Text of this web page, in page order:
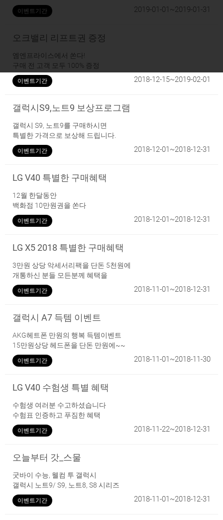
이벤트기간 2019-01-01~2019-01-31
오크밸리 리프트권 증정
엠엔프라이스에서 쏜다!
구매 전 고객 모두 100% 증정
이벤트기간 2018-12-15~2019-02-01
갤럭시S9,노트9 보상프로그램
갤럭시 S9, 노트9를 구매하시면
특별한 가격으로 보상해 드립니다.
이벤트기간 2018-12-01~2018-12-31
LG V40 특별한 구매혜택
12월 한달동안
백화점 10만원권을 쏜다
이벤트기간 2018-12-01~2018-12-31
LG X5 2018 특별한 구매혜택
3만원 상당 악세서리팩을 단돈 5천원에
개통하신 분들 모든분께 혜택을
이벤트기간 2018-11-01~2018-12-31
갤럭시 A7 득템 이벤트
AKG헤트폰 만원의 행복 득템이벤트
15만원상당 헤드폰을 단돈 만원에~~
이벤트기간 2018-11-01~2018-11-30
LG V40 수험생 특별 혜택
수험생 여러분 수고하셨습니다
수험표 인증하고 푸짐한 혜택
이벤트기간 2018-11-22~2018-12-31
오늘부터 갓_스물
굿바이 수능, 웰컴 투 갤럭시
갤럭시 노트9/ S9, 노트8, S8 시리즈
이벤트기간 2018-11-01~2018-12-31